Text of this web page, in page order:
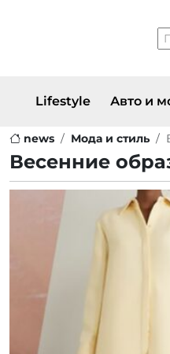
Lifestyle Авто и
news Мода и стиль
Весенние